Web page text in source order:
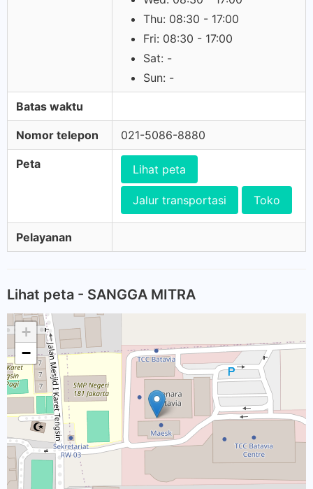
Thu: 08:30 - 17:00
Fri: 08:30 - 17:00
Sat: -
Sun: -
Batas waktu
Nomor telepon 021-5086-8880
Peta Lihat peta
Jalur transportasi Toko
Pelayanan
Lihat peta - SANGGA MITRA
+
−